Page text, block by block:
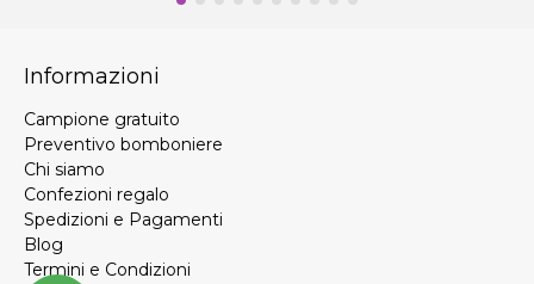
Informazioni
Campione gratuito
Preventivo bomboniere
Chi siamo
Confezioni regalo
Spedizioni e Pagamenti
Blog
Termini e Condizioni